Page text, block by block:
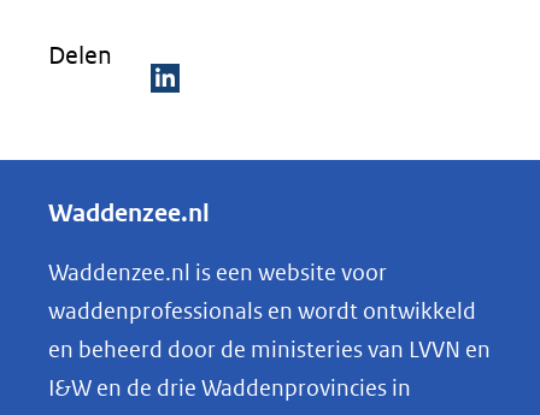
Delen
e
e
n
o
p
Waddenzee.nl
Waddenzee.nl is een website voor
waddenprofessionals en wordt ontwikkeld
en beheerd door de ministeries van LVVN en
I&W en de drie Waddenprovincies in